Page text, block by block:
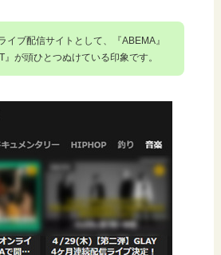
イブ配信サイトとして、『ABEMA』
』が頭ひとつぬけている印象です。